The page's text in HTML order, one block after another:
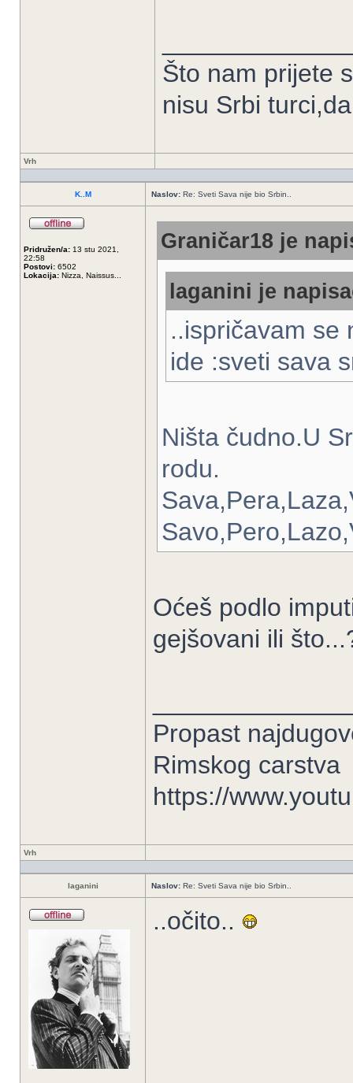
Što nam prijete
nisu Srbi
Vrh
K..M Naslov: Re: Sveti Sava nije bio Srbin..
Pridružen/a: 13 stu 2021,
22:58
Postovi: 6502
Lokacija: Nizza, Naissus...
Graničar18 je
laganini je
..ispričavam
ide :sveti sava
Ništa čudno.U
rodu.
Oćeš podlo
gejšovani ili
Propast
Rimskog carstva
https://
Vrh
laganini Naslov: Re: Sveti Sava nije bio Srbin..
..očito..